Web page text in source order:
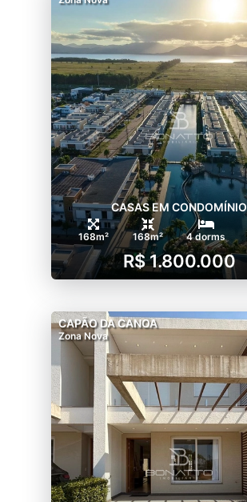
CASAS EM CONDOMÍNIO
168m² 168m² 4 dorms
R$ 1.800.000
CAPÃO DA CANOA
Zona Nova